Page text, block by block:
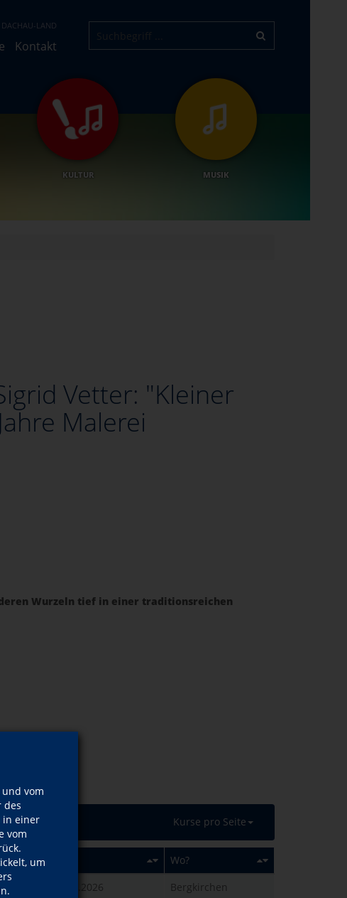
vom
des
in einer
vom
um
DACHAU-LAND
Kontakt
KULTUR MUSIK
Vetter: "Kleiner
Malerei
Wurzeln tief in einer traditionsreichen
Kurse pro Seite
Wann?
Wo?
Fr., 23.10.2026 Bergkirchen